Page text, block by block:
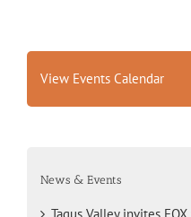
View Events Calendar
News & Events
Tagus Valley invites